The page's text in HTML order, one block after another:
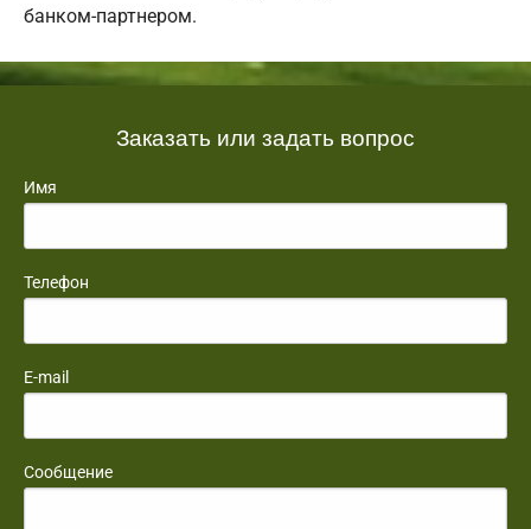
банком-партнером.
Заказать или задать вопрос
Имя
Телефон
E-mail
Сообщение